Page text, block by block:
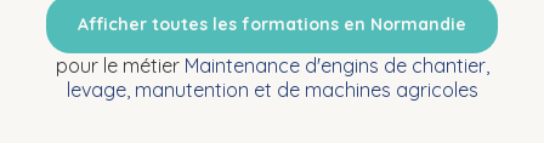
Afficher toutes les formations en Normandie
pour le métier Maintenance d'engins de chantier,
levage, manutention et de machines agricoles